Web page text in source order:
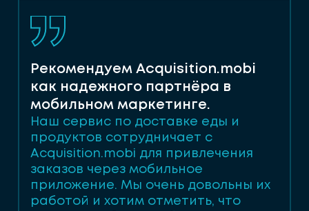
Рекомендуем Acquisition.mobi
как надежного партнёра в
мобильном маркетинге.
Наш сервис по доставке еды и
продуктов сотрудничает с
Acquisition.mobi для привлечения
заказов через мобильное
приложение. Мы очень довольны их
работой и хотим отметить, что